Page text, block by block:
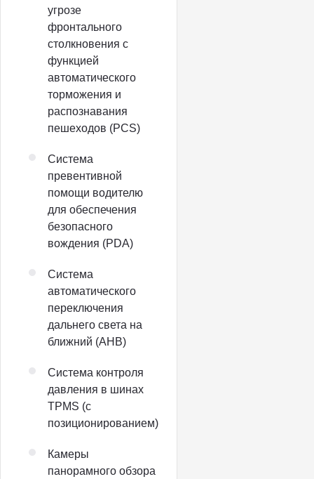
угрозе
фронтального
столкновения с
функцией
автоматического
торможения и
распознавания
пешеходов (PCS)
Система
превентивной
помощи водителю
для обеспечения
безопасного
вождения (PDA)
Система
автоматического
переключения
дальнего света на
ближний (AHB)
Система контроля
давления в шинах
TPMS (с
позиционированием)
Камеры
панорамного обзора